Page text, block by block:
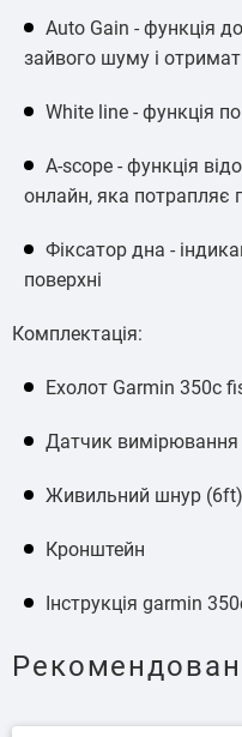
Auto Gain - функція
зайвого шуму і
White line - функція
A-scope - функція
онлайн, яка потрапляє
Фіксатор дна -
поверхні
Комплектація:
Ехолот Garmin 350c
Датчик вимірювання
Живильний шнур (6ft)
Кронштейн
Інструкція garmin